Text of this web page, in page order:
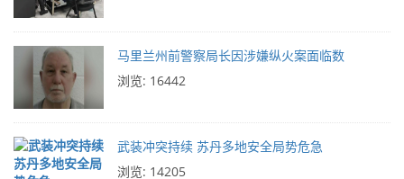
马里兰州前警察局长因涉嫌纵火案面临数
浏览: 16442
武装冲突持续 苏丹多地安全局势危急
浏览: 14205